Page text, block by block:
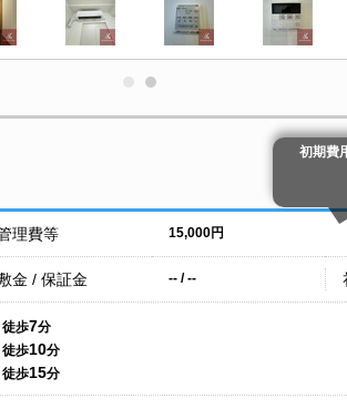
初期費
理費等 15,000円
金 / 保証金 -- / --
徒歩7分
徒歩10分
徒歩15分